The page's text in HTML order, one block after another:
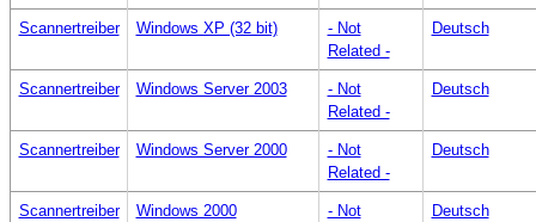
Scannertreiber Windows XP (32 bit)
- Not
Related -
Deutsch
Scannertreiber Windows Server 2003
- Not
Related -
Deutsch
Scannertreiber Windows Server 2000
- Not
Related -
Deutsch
Scannertreiber Windows 2000
- Not
Deutsch